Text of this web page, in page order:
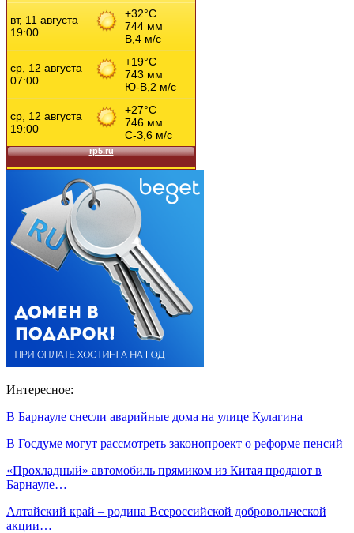
Интересное:
В Барнауле снесли аварийные дома на улице Кулагина
В Госдуме могут рассмотреть законопроект о реформе пенсий
«Прохладный» автомобиль прямиком из Китая продают в
Барнауле…
Алтайский край – родина Всероссийской добровольческой
акции…